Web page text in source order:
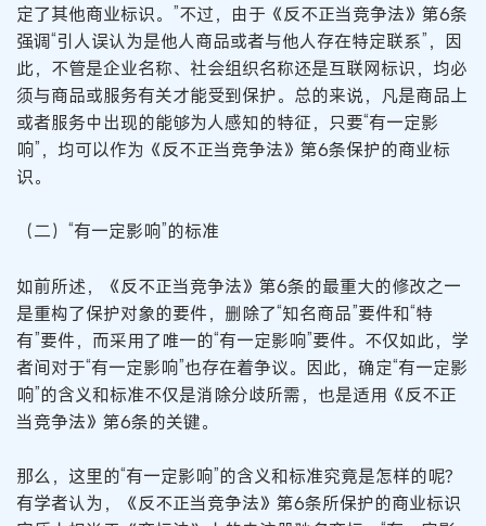
定了其他商业标识。”不过，由于《反不正当竞争法》第6条
强调“引人误认为是他人商品或者与他人存在特定联系”，因
此，不管是企业名称、社会组织名称还是互联网标识，均必
须与商品或服务有关才能受到保护。总的来说，凡是商品上
或者服务中出现的能够为人感知的特征，只要“有一定影
响”，均可以作为《反不正当竞争法》第6条保护的商业标
识。
（二）“有一定影响”的标准
如前所述，《反不正当竞争法》第6条的最重大的修改之一
是重构了保护对象的要件，删除了“知名商品”要件和“特
有”要件，而采用了唯一的“有一定影响”要件。不仅如此，学
者间对于“有一定影响”也存在着争议。因此，确定“有一定影
响”的含义和标准不仅是消除分歧所需，也是适用《反不正
当竞争法》第6条的关键。
那么，这里的“有一定影响”的含义和标准究竟是怎样的呢？
有学者认为，《反不正当竞争法》第6条所保护的商业标识